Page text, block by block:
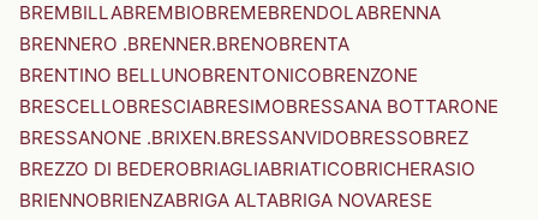
BREMBILLABREMBIOBREMEBRENDOLABRENNA
BRENNERO .BRENNER.BRENOBRENTA
BRENTINO BELLUNOBRENTONICOBRENZONE
BRESCELLOBRESCIABRESIMOBRESSANA BOTTARONE
BRESSANONE .BRIXEN.BRESSANVIDOBRESSOBREZ
BREZZO DI BEDEROBRIAGLIABRIATICOBRICHERASIO
BRIENNOBRIENZABRIGA ALTABRIGA NOVARESE